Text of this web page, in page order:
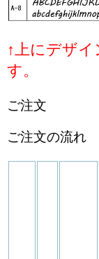
↑上にデザ
す。
ご注文
ご注文の流れ